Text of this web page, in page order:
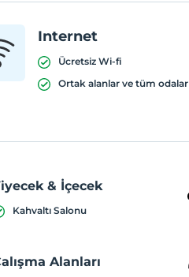
Internet
Ücretsiz Wi-fi
Ortak alanlar ve tüm odalar
& İçecek
Kahvaltı Salonu
Alanları